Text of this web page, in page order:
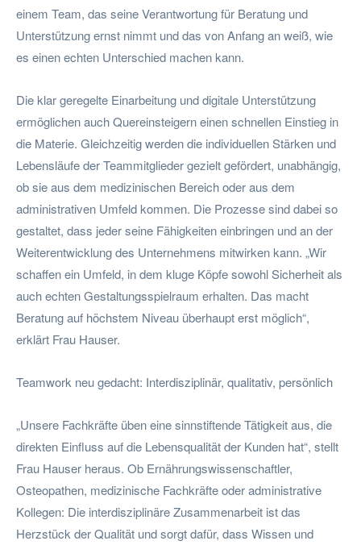
einem Team, das seine Verantwortung für Beratung und
Unterstützung ernst nimmt und das von Anfang an weiß, wie
es einen echten Unterschied machen kann.
Die klar geregelte Einarbeitung und digitale Unterstützung
ermöglichen auch Quereinsteigern einen schnellen Einstieg in
die Materie. Gleichzeitig werden die individuellen Stärken und
Lebensläufe der Teammitglieder gezielt gefördert, unabhängig,
ob sie aus dem medizinischen Bereich oder aus dem
administrativen Umfeld kommen. Die Prozesse sind dabei so
gestaltet, dass jeder seine Fähigkeiten einbringen und an der
Weiterentwicklung des Unternehmens mitwirken kann. „Wir
schaffen ein Umfeld, in dem kluge Köpfe sowohl Sicherheit als
auch echten Gestaltungsspielraum erhalten. Das macht
Beratung auf höchstem Niveau überhaupt erst möglich“,
erklärt Frau Hauser.
Teamwork neu gedacht: Interdisziplinär, qualitativ, persönlich
„Unsere Fachkräfte üben eine sinnstiftende Tätigkeit aus, die
direkten Einfluss auf die Lebensqualität der Kunden hat“, stellt
Frau Hauser heraus. Ob Ernährungswissenschaftler,
Osteopathen, medizinische Fachkräfte oder administrative
Kollegen: Die interdisziplinäre Zusammenarbeit ist das
Herzstück der Qualität und sorgt dafür, dass Wissen und